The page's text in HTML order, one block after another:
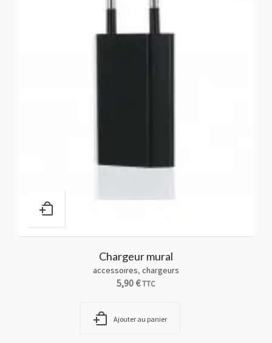
Chargeur mural
accessoires, chargeurs
5,90€TTC
Ajouter au panier